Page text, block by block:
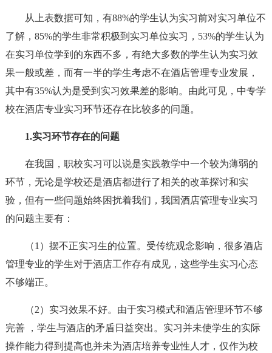
从上表数据可知，有88%的学生认为实习前对实习单位不
了解，85%的学生非常积极到实习单位实习，53%的学生认为
在实习单位学到的东西不多，有绝大多数的学生认为实习效
果一般或差，而有一半的学生考虑不在酒店管理专业发展，
其中有35%认为是受到实习效果差的影响。由此可见，中专学
校在酒店专业实习环节还存在比较多的问题。
1.实习环节存在的问题
在我国，职校实习可以说是实践教学中一个较为薄弱的
环节，无论是学校还是酒店都进行了相关的改革探讨和实
验，但有一些问题始终困扰着我们，我国酒店管理专业实习
的问题主要有：
（1）摆不正实习生的位置。受传统观念影响，很多酒店
管理专业的学生对于酒店工作存有成见，这些学生实习心态
不够端正。
（2）实习效果不好。由于实习模式和酒店管理环节不够
完善 ，学生与酒店的矛盾日益突出。实习并未使学生的实际
操作能力得到提高也并未为酒店培养专业性人才，仅作为校